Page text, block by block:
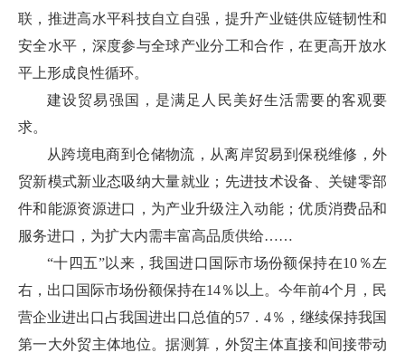
联，推进高水平科技自立自强，提升产业链供应链韧性和
安全水平，深度参与全球产业分工和合作，在更高开放水
平上形成良性循环。
建设贸易强国，是满足人民美好生活需要的客观要
求。
从跨境电商到仓储物流，从离岸贸易到保税维修，外
贸新模式新业态吸纳大量就业；先进技术设备、关键零部
件和能源资源进口，为产业升级注入动能；优质消费品和
服务进口，为扩大内需丰富高品质供给……
“十四五”以来，我国进口国际市场份额保持在10％左
右，出口国际市场份额保持在14％以上。今年前4个月，民
营企业进出口占我国进出口总值的57．4％，继续保持我国
第一大外贸主体地位。据测算，外贸主体直接和间接带动